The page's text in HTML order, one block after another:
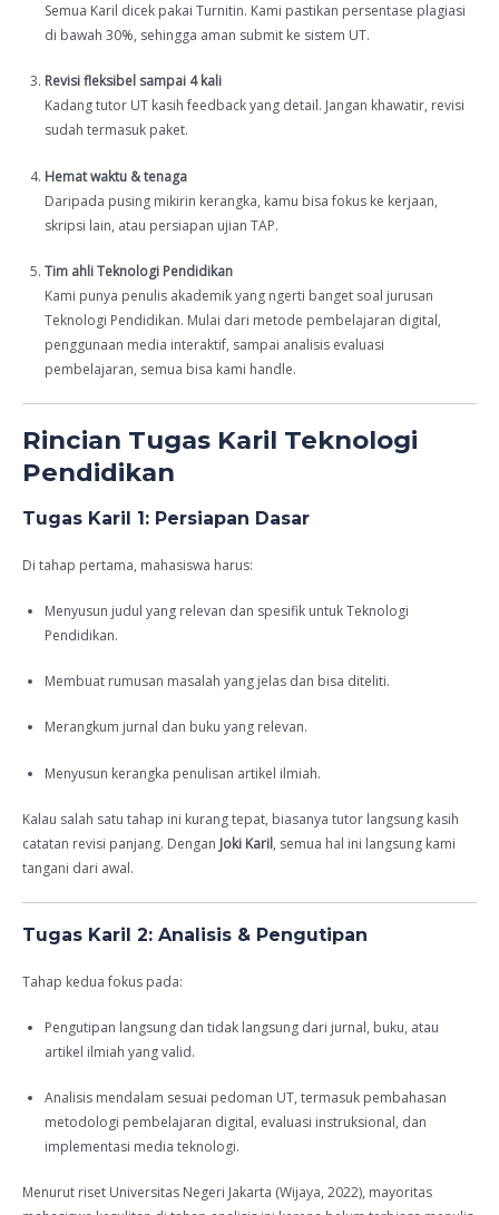
Semua Karil dicek pakai Turnitin. Kami pastikan persentase plagiasi
di bawah 30%, sehingga aman submit ke sistem UT.
Revisi fleksibel sampai 4 kali
Kadang tutor UT kasih feedback yang detail. Jangan khawatir, revisi
sudah termasuk paket.
Hemat waktu & tenaga
Daripada pusing mikirin kerangka, kamu bisa fokus ke kerjaan,
skripsi lain, atau persiapan ujian TAP.
Tim ahli Teknologi Pendidikan
Kami punya penulis akademik yang ngerti banget soal jurusan
Teknologi Pendidikan. Mulai dari metode pembelajaran digital,
penggunaan media interaktif, sampai analisis evaluasi
pembelajaran, semua bisa kami handle.
Rincian Tugas Karil Teknologi
Pendidikan
Tugas Karil 1: Persiapan Dasar
Di tahap pertama, mahasiswa harus:
Menyusun judul yang relevan dan spesifik untuk Teknologi
Pendidikan.
Membuat rumusan masalah yang jelas dan bisa diteliti.
Merangkum jurnal dan buku yang relevan.
Menyusun kerangka penulisan artikel ilmiah.
Kalau salah satu tahap ini kurang tepat, biasanya tutor langsung kasih
catatan revisi panjang. Dengan Joki Karil, semua hal ini langsung kami
tangani dari awal.
Tugas Karil 2: Analisis & Pengutipan
Tahap kedua fokus pada:
Pengutipan langsung dan tidak langsung dari jurnal, buku, atau
artikel ilmiah yang valid.
Analisis mendalam sesuai pedoman UT, termasuk pembahasan
metodologi pembelajaran digital, evaluasi instruksional, dan
implementasi media teknologi.
Menurut riset Universitas Negeri Jakarta (Wijaya, 2022), mayoritas